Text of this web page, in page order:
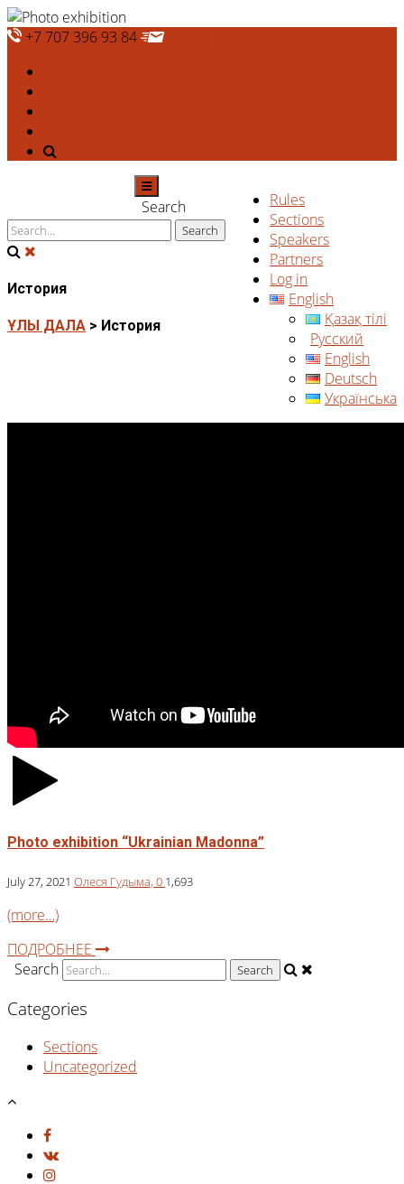
+7 707 396 93 84
Rules
Sections
Speakers
Partners
Log in
English
Қазақ тілі
Русский
English
Deutsch
Українська
Search
История
ҰЛЫ ДАЛА > История
Photo exhibition “Ukrainian Madonna”
July 27, 2021 Олеся Гудыма, 0 1,693
(more…)
ПОДРОБНЕЕ
Search
Categories
Sections
Uncategorized